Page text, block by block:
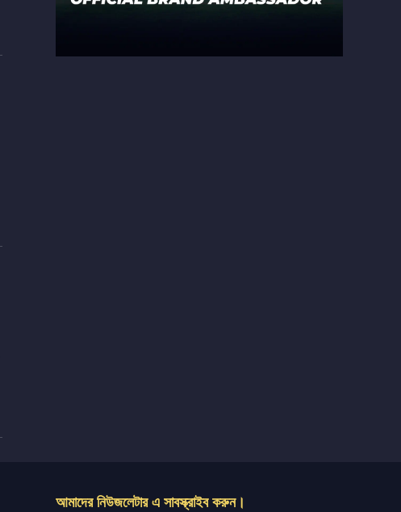
আমাদের নিউজলেটার এ সাবস্ক্রাইব করুন।